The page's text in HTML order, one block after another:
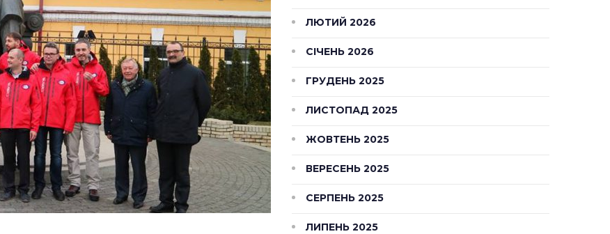
ЛЮТИЙ 2026
СІЧЕНЬ 2026
ГРУДЕНЬ 2025
ЛИСТОПАД 2025
ЖОВТЕНЬ 2025
ВЕРЕСЕНЬ 2025
СЕРПЕНЬ 2025
ЛИПЕНЬ 2025